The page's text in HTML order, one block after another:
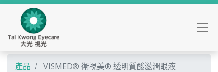
產品 VISMED® 衛視美® 透明質酸滋潤眼液